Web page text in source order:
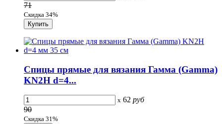
71
Скидка 34%
Спицы прямые для вязания Гамма (Gamma)
KN2H d=4...
x 62 руб
90
Скидка 31%